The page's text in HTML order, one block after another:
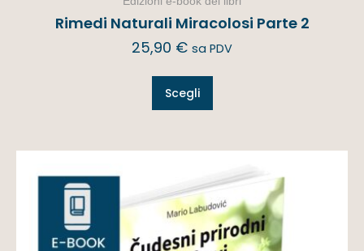
Rimedi Naturali Miracolosi Parte 2
25,90 € sa PDV
Scegli